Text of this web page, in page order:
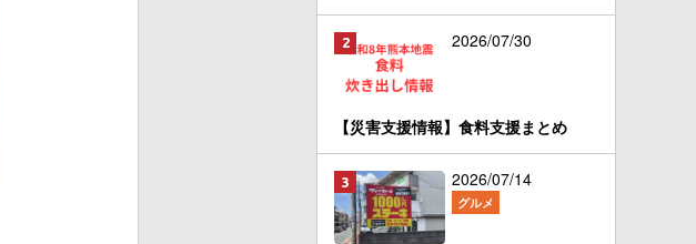
2026/07/30
【災害支援情報】食料支援まとめ
2026/07/14
グルメ